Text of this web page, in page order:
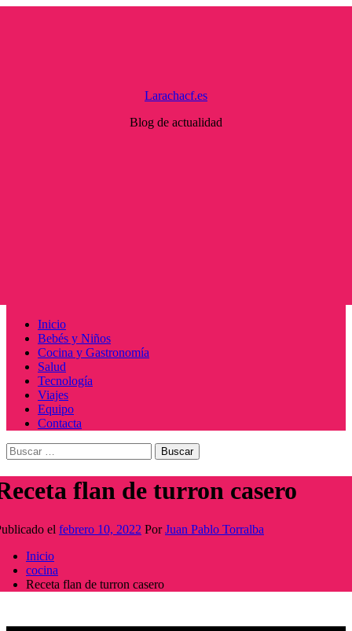
Larachacf.es
Blog de actualidad
Menú
principal
Inicio
Bebés y Niños
Cocina y Gastronomía
Salud
Tecnología
Viajes
Equipo
Contacta
Buscar:
flan de turron casero
el febrero 10, 2022 PorJuan Pablo Torralba
Inicio
cocina
Receta flan de turron casero